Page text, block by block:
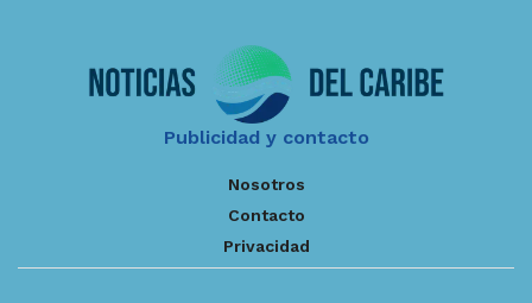
Publicidad y contacto
Nosotros
Contacto
Privacidad